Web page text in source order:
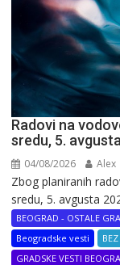
Radovi na
sredu, 5. avgusta
04/08/2026 Alex
Zbog planiranih
sredu, 5. avgusta
BEOGRAD - OSTALE
Beogradske vesti
GRADSKE VESTI